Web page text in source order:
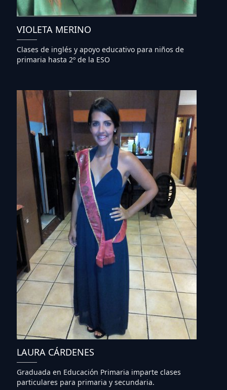
VIOLETA MERINO
Clases de inglés y apoyo educativo para niños de
primaria hasta 2º de la ESO
LAURA CÁRDENES
Graduada en Educación Primaria imparte clases
particulares para primaria y secundaria.